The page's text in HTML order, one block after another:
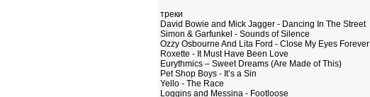
треки
David Bowie and Mick Jagger - Dancing In The Street
Simon & Garfunkel - Sounds of Silence
Ozzy Osbourne And Lita Ford - Close My Eyes Forever
Roxette - It Must Have Been Love
Eurythmics – Sweet Dreams (Are Made of This)
Pet Shop Boys - It’s a Sin
Yello - The Race
Loggins and Messina - Footloose